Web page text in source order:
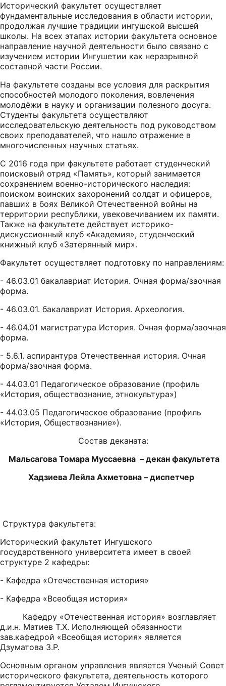
Исторический факультет осуществляет
фундаментальные исследования в области истории,
продолжая лучшие традиции ингушской высшей
школы. На всех этапах истории факультета основное
направление научной деятельности было связано с
изучением истории Ингушетии как неразрывной
составной части России.
На факультете созданы все условия для раскрытия
способностей молодого поколения, вовлечения
молодёжи в науку и организации полезного досуга.
Студенты факультета осуществляют
исследовательскую деятельность под руководством
своих преподавателей, что нашло отражение в
многочисленных научных статьях.
С 2016 года при факультете работает студенческий
поисковый отряд «Память», который занимается
сохранением военно-исторического наследия:
поиском воинских захоронений солдат и офицеров,
павших в боях Великой Отечественной войны на
территории республики, увековечиванием их памяти.
Также на факультете действует историко-
дискуссионный клуб «Академия», студенческий
книжный клуб «Затерянный мир».
Факультет осуществляет подготовку по направлениям:
- 46.03.01 бакалавриат История. Очная форма/заочная
форма.
- 46.03.01. бакалавриат История. Археология.
- 46.04.01 магистратура История. Очная форма/заочная
форма.
- 5.6.1. аспирантура Отечественная история. Очная
форма/заочная форма.
- 44.03.01 Педагогическое образование (профиль
«История, обществознание, этнокультура»)
- 44.03.05 Педагогическое образование (профиль
«История, Обществознание»).
Состав деканата:
Мальсагова Томара Муссаевна – декан факультета
Хадзиева Лейла Ахметовна – диспетчер
Структура факультета:
Исторический факультет Ингушского
государственного университета имеет в своей
структуре 2 кафедры:
- Кафедра «Отечественная история»
- Кафедра «Всеобщая история»
Кафедру «Отечественная история» возглавляет
д.и.н. Матиев Т.Х. Исполняющей обязанности
зав.кафедрой «Всеобщая история» является
Дзуматова З.Р.
Основным органом управления является Ученый Совет
исторического факультета, деятельность которого